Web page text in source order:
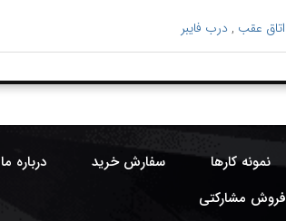
اتاق عقب , درب فایبر
نمونه کارها سفارش خرید درباره ما
فروش مشارکتی